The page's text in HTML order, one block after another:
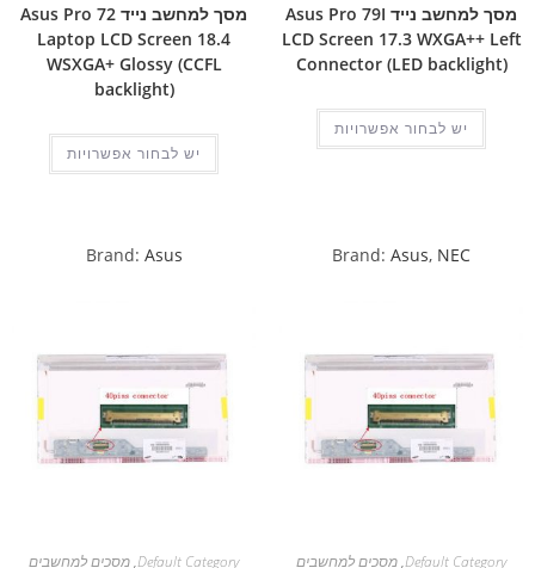
מסך למחשב נייד Asus Pro 79I
LCD Screen 17.3 WXGA++ Left
Connector (LED backlight)
יש לבחור אפשרויות
מסך למחשב נייד Asus Pro 72
Laptop LCD Screen 18.4
WSXGA+ Glossy (CCFL
backlight)
יש לבחור אפשרויות
Brand: Asus, NEC
Default Category
,מסכים למחשבים
Brand: Asus
Default Category
,מסכים למחשבים